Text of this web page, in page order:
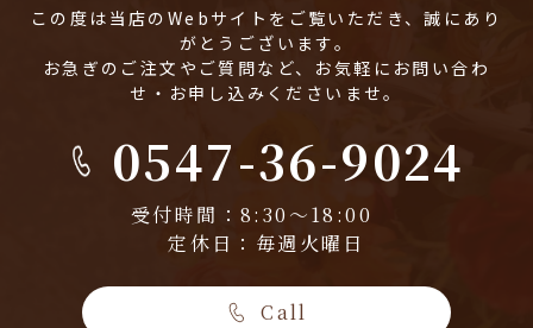
この度は当店のWebサイトをご覧いただき、誠にあり
がとうございます。
お急ぎのご注文やご質問など、お気軽にお問い合わ
せ・お申し込みくださいませ。
0547-36-9024
受付時間：8:30～18:00
定休日：毎週火曜日
Call